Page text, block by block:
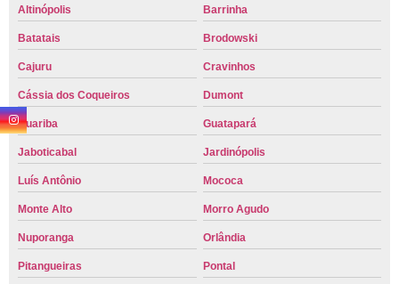
Altinópolis Barrinha
Batatais Brodowski
Cajuru Cravinhos
Cássia dos Coqueiros Dumont
Guariba Guatapará
Jaboticabal Jardinópolis
Luís Antônio Mococa
Monte Alto Morro Agudo
Nuporanga Orlândia
Pitangueiras Pontal